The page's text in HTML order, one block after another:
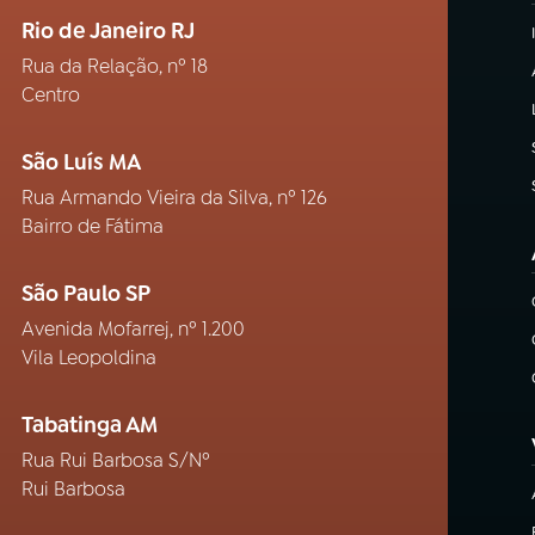
Rio de Janeiro RJ
Rua da Relação, nº 18
Centro
São Luís MA
Rua Armando Vieira da Silva, nº 126
Bairro de Fátima
São Paulo SP
Avenida Mofarrej, nº 1.200
Vila Leopoldina
Tabatinga AM
Rua Rui Barbosa S/Nº
Rui Barbosa